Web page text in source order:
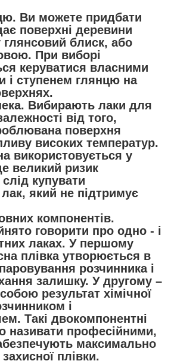
Ви можете придбати
поверхні деревини
блиск, або
При виборі
керуватися власними
і ступенем глянцю на
Вибирають лаки для
від того,
поверхня
високих температур.
використовується у
великий ризик
купувати
який не підтримує
компонентів.
говорити про одно - і
лаках. У першому
плівка утворюється в
розчинника і
залишку. У другому –
результат хімічної
і
Такі двокомпонентні
називати професійними,
максимально
плівки.